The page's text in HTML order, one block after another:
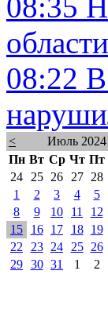
08:22
< Июль 2024
Пн Вт Ср Чт Пт
24
25 26 27 28
1
2 3 4 5
8
9 10 11 12
15
16 17 18 19
22
23 24 25 26
29 30 31 1 2